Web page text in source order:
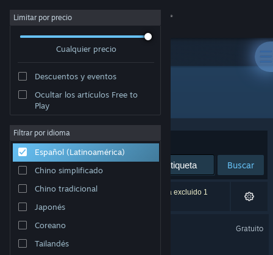
Iniciar sesión
Acerca de
Soporte
Cambiar idioma
Obtener la aplicación de Steam Mobile
Ver versión clásica
Limitar por precio
Cualquier precio
Descuentos y eventos
Ocultar los artículos Free to
Play
Filtrar por idioma
Español (Latinoamérica)
Chino simplificado
Chino tradicional
Japonés
Coreano
Tailandés
Desarrollador: SuperuserGames
Ordenar por Relevancia
Buscar
2 resultado(s) coinciden con la búsqueda. Se ha excluido 1
título según tus preferencias.
Gratuito